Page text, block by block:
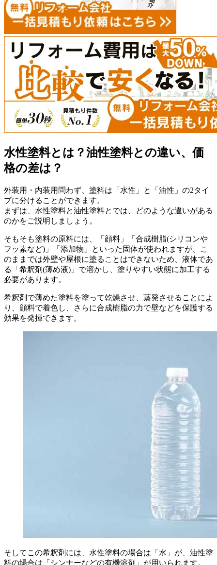
水性塗料とは？油性塗料との違い、価
格の差は？
外装用・内装用問わず、塗料は「水性」と「油性」の2タイ
プに分けることができます。
まずは、水性塗料と油性塗料とでは、どのような違いがある
のかをご説明しましょう。
そもそも塗料の原料には、「顔料」「合成樹脂(シリコンや
フッ素など)」「添加物」といった固体が使われますが、こ
のままでは外壁や屋根に塗ることはできないため、液体であ
る「希釈剤(薄め液)」で溶かし、塗りやすい状態に加工する
必要があります。
希釈剤で薄めた塗料を塗って乾燥させ、蒸発させることによ
り、顔料で着色し、さらに合成樹脂の力で壁などを保護する
効果を発揮できます。
そしてこの希釈剤には、水性塗料の場合は「水」が、油性塗
料の場合は「シンナーなどの有機溶剤」が用いられます。